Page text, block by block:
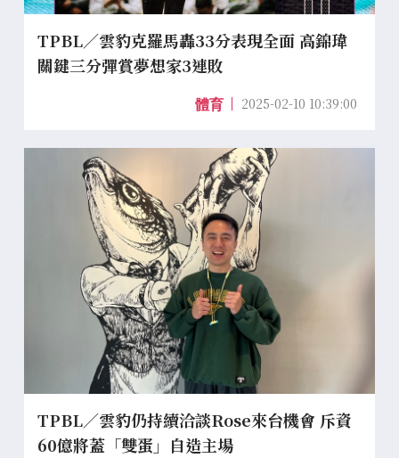
TPBL／雲豹克羅馬轟33分表現全面 高錦瑋
關鍵三分彈賞夢想家3連敗
體育 2025-02-10 10:39:00
TPBL／雲豹仍持續洽談Rose來台機會 斥資
60億將蓋「雙蛋」自造主場